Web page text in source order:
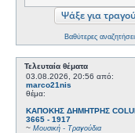
Βαθύτερες
Τελευταία θέματα
03.08.2026, 20:56 από:
marco21nis
θέμα:
ΚΑΠΟΚΗΣ ΔΗΜΗΤΡΗΣ
3665 - 1917
~ Μουσική - Τραγούδια